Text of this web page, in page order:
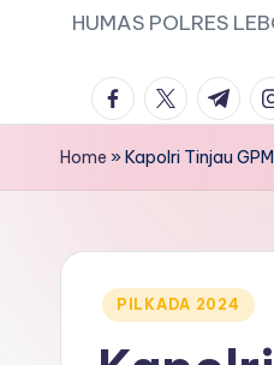
HUMAS POLRES
facebook.com
twitter.com
t.me
Home »Kapolri Tinjau
Posted
PILKADA 2024